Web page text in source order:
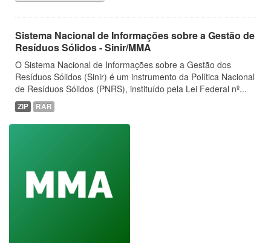
Sistema Nacional de Informações sobre a Gestão de
Resíduos Sólidos - Sinir/MMA
O Sistema Nacional de Informações sobre a Gestão dos
Resíduos Sólidos (Sinir) é um instrumento da Política Nacional
de Resíduos Sólidos (PNRS), instituído pela Lei Federal nº...
ZIP RAR